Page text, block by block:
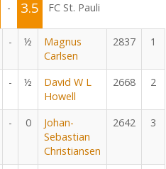
- 3.5 FC St. Pauli
- ½
Magnus
Carlsen
2837 1
- ½
David W L
Howell
2668 2
- 0
Johan-
Sebastian
Christiansen
2642 3